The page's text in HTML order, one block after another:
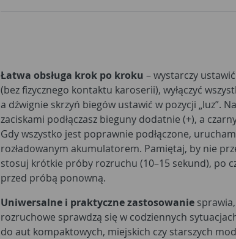
Łatwa obsługa krok po kroku – wystarczy
(bez fizycznego kontaktu karoserii), wyłączyć
a dźwignie skrzyń biegów ustawić w pozycji „luz”.
zaciskami podłączasz bieguny dodatnie (+), a
Gdy wszystko jest poprawnie podłączone,
rozładowanym akumulatorem. Pamiętaj, by nie
stosuj krótkie próby rozruchu (10–15 sekund), po
przed próbą ponowną.
Uniwersalne i praktyczne zastosowanie
rozruchowe sprawdzą się w codziennych
do aut kompaktowych, miejskich czy starszych